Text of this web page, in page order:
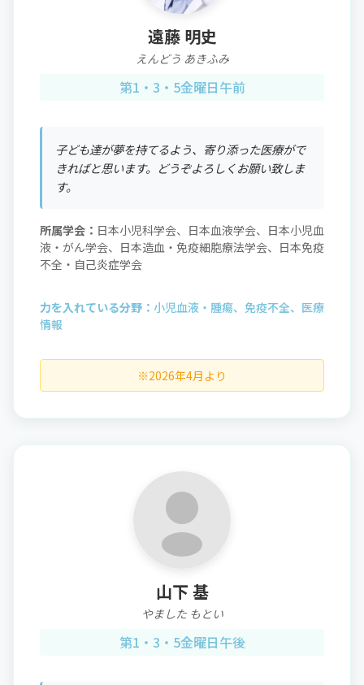
遠藤 明史
えんどう あきふみ
第1・3・5金曜日午前
子ども達が夢を持てるよう、寄り添った医療がで
きればと思います。どうぞよろしくお願い致しま
す。
所属学会： 日本小児科学会、日本血液学会、日本小児血
液・がん学会、日本造血・免疫細胞療法学会、日本免疫
不全・自己炎症学会
力を入れている分野： 小児血液・腫瘍、免疫不全、医療
情報
※2026年4月より
山下 基
やました もとい
第1・3・5金曜日午後